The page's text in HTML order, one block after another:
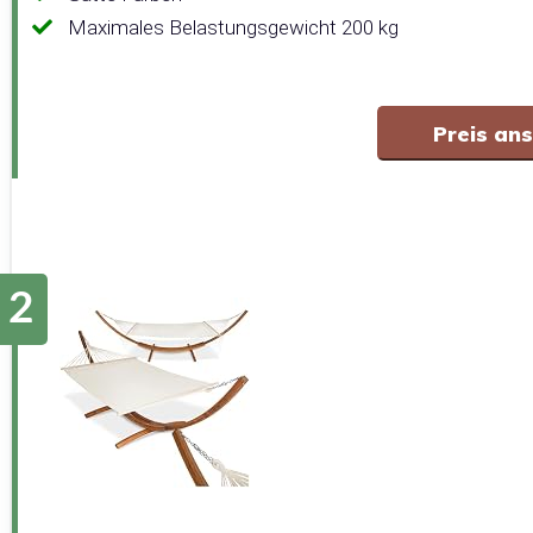
Maximales Belastungsgewicht 200 kg
Preis